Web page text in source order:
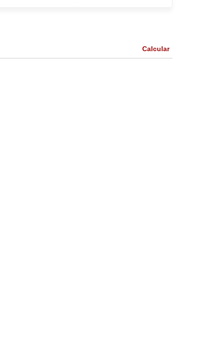
Calcular